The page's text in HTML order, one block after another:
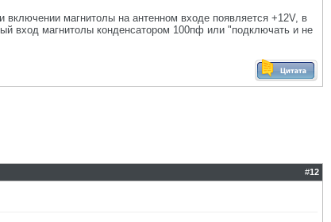
включении магнитолы на антенном входе появляется +12V, в
вход магнитолы конденсатором 100пф или "подключать и не
#12